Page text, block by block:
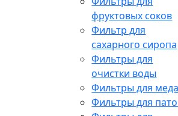
фруктовых соков
Фильтр для
сахарного сиропа
Фильтры для
очистки воды
Фильтры для меда
Фильтры для